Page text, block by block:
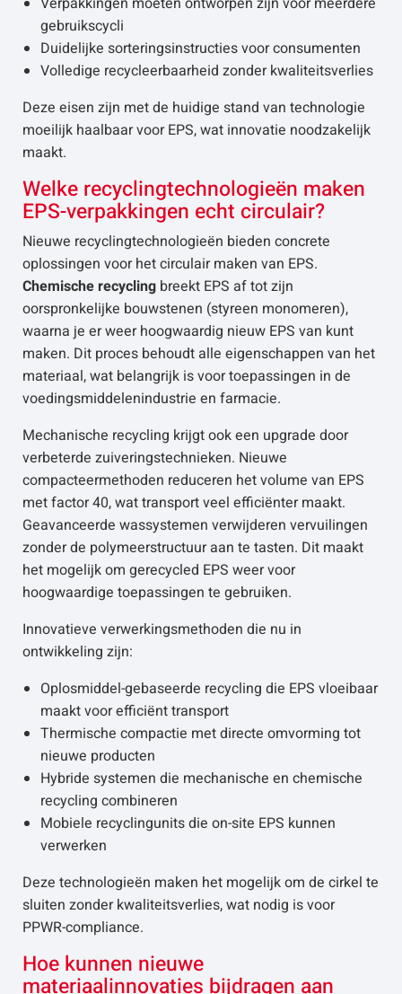
gebruikscycli
Duidelijke sorteringsinstructies voor consumenten
Volledige recycleerbaarheid zonder kwaliteitsverlies
Deze eisen zijn met de huidige stand van technologie
moeilijk haalbaar voor EPS, wat innovatie noodzakelijk
maakt.
Welke recyclingtechnologieën maken
EPS-verpakkingen echt circulair?
Nieuwe recyclingtechnologieën bieden concrete
oplossingen voor het circulair maken van EPS.
Chemische recycling breekt EPS af tot zijn
oorspronkelijke bouwstenen (styreen monomeren),
waarna je er weer hoogwaardig nieuw EPS van kunt
maken. Dit proces behoudt alle eigenschappen van het
materiaal, wat belangrijk is voor toepassingen in de
voedingsmiddelenindustrie en farmacie.
Mechanische recycling krijgt ook een upgrade door
verbeterde zuiveringstechnieken. Nieuwe
compacteermethoden reduceren het volume van EPS
met factor 40, wat transport veel efficiënter maakt.
Geavanceerde wassystemen verwijderen vervuilingen
zonder de polymeerstructuur aan te tasten. Dit maakt
het mogelijk om gerecycled EPS weer voor
hoogwaardige toepassingen te gebruiken.
Innovatieve verwerkingsmethoden die nu in
ontwikkeling zijn:
Oplosmiddel-gebaseerde recycling die EPS vloeibaar
maakt voor efficiënt transport
Thermische compactie met directe omvorming tot
nieuwe producten
Hybride systemen die mechanische en chemische
recycling combineren
Mobiele recyclingunits die on-site EPS kunnen
verwerken
Deze technologieën maken het mogelijk om de cirkel te
sluiten zonder kwaliteitsverlies, wat nodig is voor
PPWR-compliance.
Hoe kunnen nieuwe
materiaalinnovaties bijdragen aan